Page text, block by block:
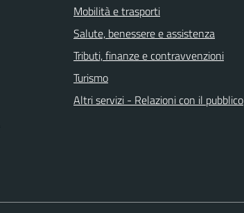
Mobilità e trasporti
Salute, benessere e assistenza
Tributi, finanze e contravvenzioni
Turismo
Altri servizi - Relazioni con il pubblico